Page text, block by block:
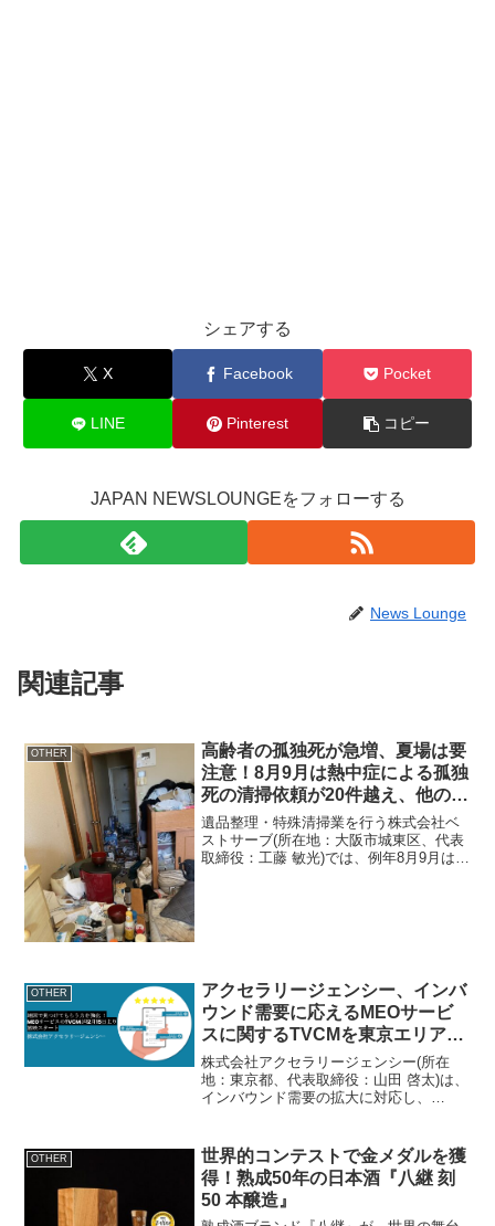
シェアする
X Facebook Pocket
LINE Pinterest コピー
JAPAN NEWSLOUNGEをフォローする
News Lounge
関連記事
OTHER
高齢者の孤独死が急増、夏場は要
注意！8月9月は熱中症による孤独
死の清掃依頼が20件越え、他の月
5倍
遺品整理・特殊清掃業を行う株式会社ベ
ストサーブ(所在地：大阪市城東区、代表
取締役：工藤 敏光)では、例年8月9月は熱
OTHER
アクセラリージェンシー、インバ
ウンド需要に応えるMEOサービ
スに関するTVCMを東京エリアで
12/15～1/14に放映
株式会社アクセラリージェンシー(所在
地：東京都、代表取締役：山田 啓太)は、
インバウンド需要の拡大に対応し、
るMEO(Map Engine Optimizatio...
OTHER
世界的コンテストで金メダルを獲
得！熟成50年の日本酒『八継 刻
50 本醸造』